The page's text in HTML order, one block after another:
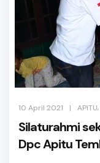
10 April 2021 | APITU,
Silaturahmi
Dpc Apitu